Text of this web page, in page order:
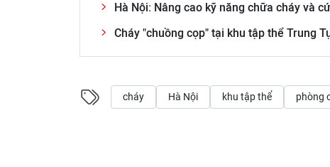
Hà Nội: Nâng cao kỹ năng chữa cháy và
Cháy "chuồng cọp" tại khu tập thể Trung
cháy Hà Nội khu tập thể phòng